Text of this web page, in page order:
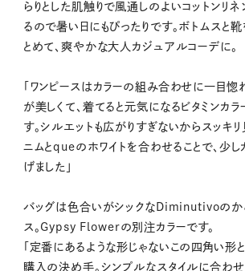
らりとした肌触りで風通しのよいコットンリ
るので暑い日にもぴったりです。ボトムスと
とめて、爽やかな大人カジュアルコーデに。
「ワンピースはカラーの組み合わせに一目惚
が美しくて、着てると元気になるビタミンカ
す。シルエットも広がりすぎないからスッキ
ニムとqueのホワイトを合わせることで、少
げました」
バッグは色合いがシックなDiminutivoのか
ス。Gypsy Flowerの別注カラーです。
「定番にあるような形じゃないこの四角い形
購入の決め手。シンプルなスタイルに合わ